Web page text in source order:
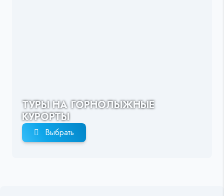
ТУРЫ НА ГОРНОЛЫЖНЫЕ
КУРОРТЫ
Выбрать